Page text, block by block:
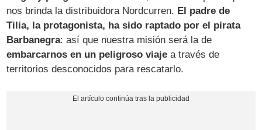
nos brinda la distribuidora Nordcurren. El padre de
Tilia, la protagonista, ha sido raptado por el pirata
Barbanegra: así que nuestra misión será la de
embarcarnos en un peligroso viaje a través de
territorios desconocidos para rescatarlo.